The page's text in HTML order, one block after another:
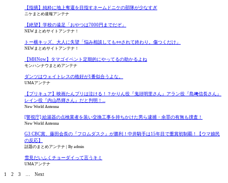
【指摘】純粋に地上奪還を目指すネームドニケの部隊が少なすぎ
ニケまとめ速報アンテナ
【絶望】学校の遠足「おやつは7000円までだぞ」
NEWまとめサイトアンテナ！
トー横キッズ、大人に失望「悩み相談しても○○されて終わり。傷つくだけ」
NEWまとめサイトアンテナ！
【MHNow】タマゴイベント定期的にやってるの助かるよね
モンハンナウまとめアンテナ
ダンツはウェイトレスの格好が1番似合うよな。
UMAアンテナ
【プリキュア】映画たんプリは泣ける！？かりん役『鬼頭明里さん』アラン役『島﨑信長さん』
レイン役『内山昂輝さん』だと判明！...
New World Antenna
[警視庁] 給湯器の点検業者を装い交換工事を持ちかけた男ら逮捕・余罪の有無も捜査！
New World Antenna
G3 CBC賞、藤田会長の『フロムダスク』が勝利！中井騎手は15年目で重賞初制覇！【ウマ娘民
の反応】
話題のまとめアンテナ By admin
雪見だいふくチョーダイって言うキミ
UMAアンテナ
1 2 3 … Next